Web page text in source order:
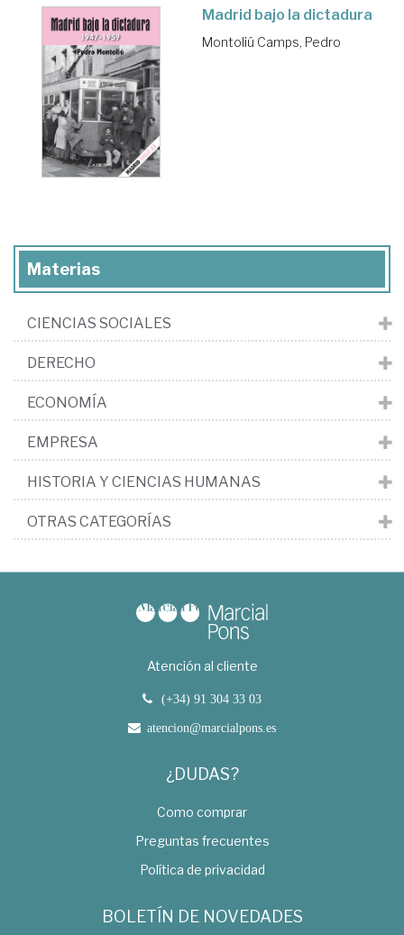
Madrid bajo la dictadura
Montoliú Camps, Pedro
Materias
CIENCIAS SOCIALES
DERECHO
ECONOMÍA
EMPRESA
HISTORIA Y CIENCIAS HUMANAS
OTRAS CATEGORÍAS
Atención al cliente
(+34) 91 304 33 03
atencion@marcialpons.es
¿DUDAS?
Como comprar
Preguntas frecuentes
Política de privacidad
BOLETÍN DE NOVEDADES